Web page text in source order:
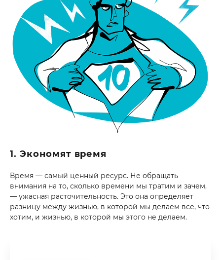
1. Экономят время
Время — самый ценный ресурс. Не обращать
внимания на то, сколько времени мы тратим и зачем,
— ужасная расточительность. Это она определяет
разницу между жизнью, в которой мы делаем все, что
хотим, и жизнью, в которой мы этого не делаем.